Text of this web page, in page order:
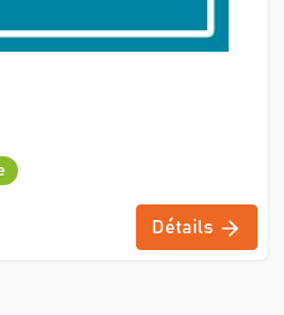
Détails